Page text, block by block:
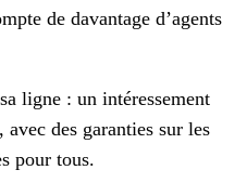
de davantage d’agents
ligne : un intéressement
, avec des garanties sur les
pour tous.